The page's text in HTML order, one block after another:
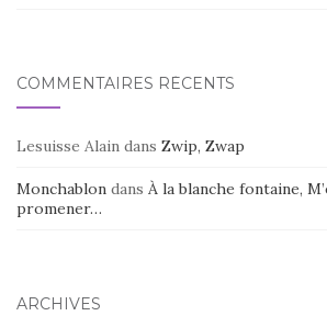
COMMENTAIRES RÉCENTS
Lesuisse Alain dans Zwip, Zwap
Monchablon dans À la blanche fontaine,
promener…
ARCHIVES